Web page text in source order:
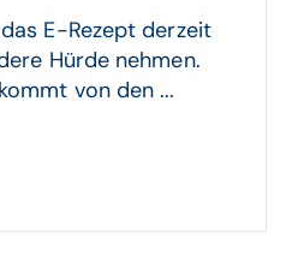
E-Rezept derzeit
Hürde nehmen.
von den ...